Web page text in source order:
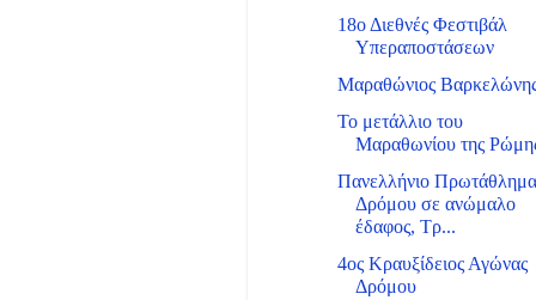
18ο Διεθνές Φεστιβάλ
Υπεραποστάσεων
Μαραθώνιος
Το μετάλλιο του
Μαραθωνίου της
Πανελλήνιο Πρωτάθλημα
Δρόμου σε ανώμαλο
έδαφος, Τρ...
4ος Κραυξίδειος Αγώνας
Δρόμου